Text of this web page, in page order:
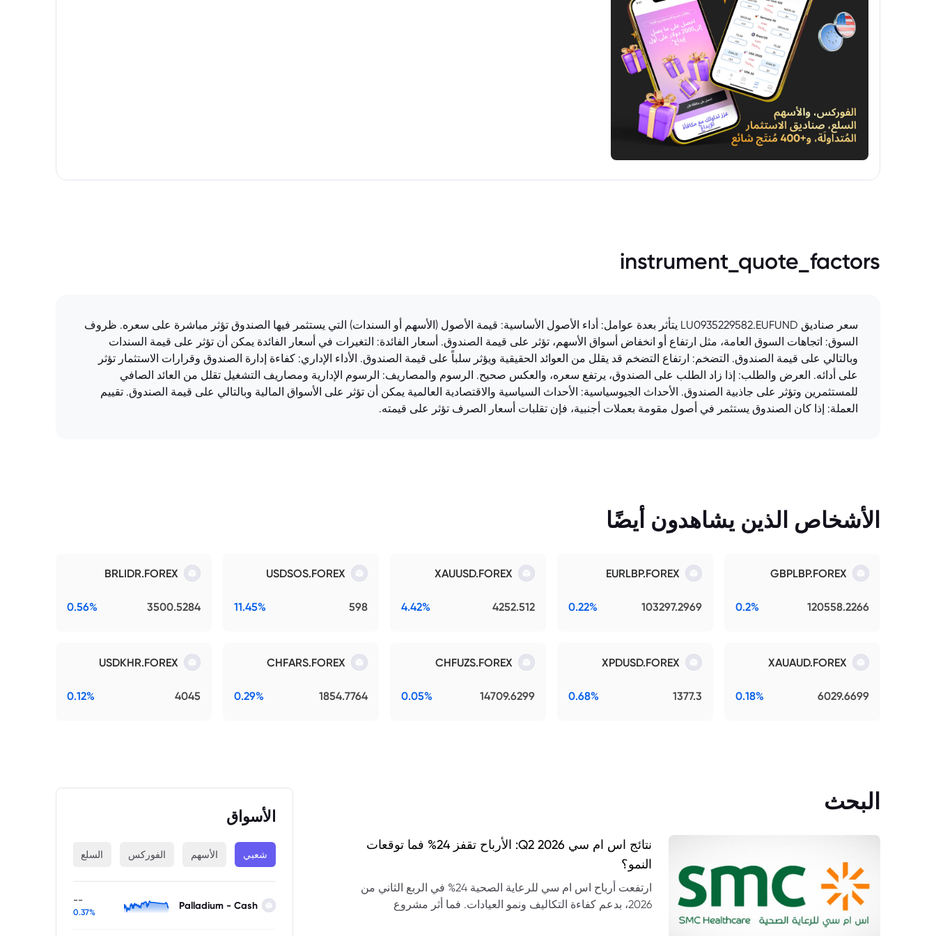
instrument_quote_factors
سعر صناديق LU0935229582.EUFUND يتأثر بعدة عوامل: أداء الأصول الأساسية: قيمة الأصول (الأسهم أو السندات) التي يستثمر فيها الصندوق تؤثر مباشرة على سعره. ظروف
السوق: اتجاهات السوق العامة، مثل ارتفاع أو انخفاض أسواق الأسهم، تؤثر على قيمة الصندوق. أسعار الفائدة: التغيرات في أسعار الفائدة يمكن أن تؤثر على قيمة السندات
وبالتالي على قيمة الصندوق. التضخم: ارتفاع التضخم قد يقلل من العوائد الحقيقية ويؤثر سلباً على قيمة الصندوق. الأداء الإداري: كفاءة إدارة الصندوق وقرارات الاستثمار تؤثر
على أدائه. العرض والطلب: إذا زاد الطلب على الصندوق، يرتفع سعره، والعكس صحيح. الرسوم والمصاريف: الرسوم الإدارية ومصاريف التشغيل تقلل من العائد الصافي
للمستثمرين وتؤثر على جاذبية الصندوق. الأحداث الجيوسياسية: الأحداث السياسية والاقتصادية العالمية يمكن أن تؤثر على الأسواق المالية وبالتالي على قيمة الصندوق. تقييم
العملة: إذا كان الصندوق يستثمر في أصول مقومة بعملات أجنبية، فإن تقلبات أسعار الصرف تؤثر على قيمته.
الأشخاص الذين يشاهدون أيضًا
GBPLBP.FOREX
120558.2266
0.2%
EURLBP.FOREX
103297.2969
0.22%
XAUUSD.FOREX
4252.512
4.42%
USDSOS.FOREX
598
11.45%
BRLIDR.FOREX
3500.5284
0.56%
XAUAUD.FOREX
6029.6699
0.18%
XPDUSD.FOREX
1377.3
0.68%
CHFUZS.FOREX
14709.6299
0.05%
CHFARS.FOREX
1854.7764
0.29%
USDKHR.FOREX
4045
0.12%
البحث
نتائج اس ام سي Q2 2026: الأرباح تقفز 24% فما توقعات
النمو؟
ارتفعت أرباح اس ام سي للرعاية الصحية 24% في الربع الثاني من
2026، بدعم كفاءة التكاليف ونمو العيادات. فما أثر مشروع
الأسواق
شعبي الأسهم الفوركس السلع
Palladium - Cash
--
0.37%